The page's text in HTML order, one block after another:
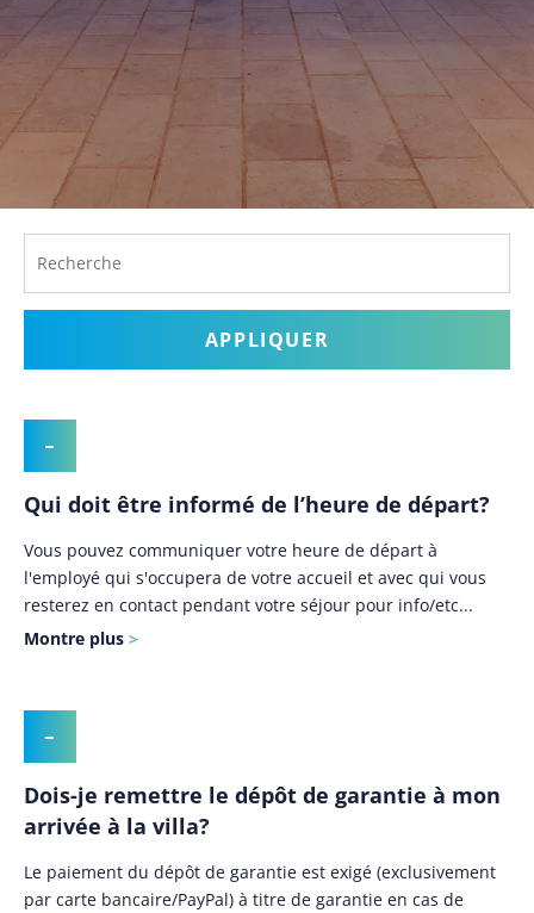
Qui doit être informé de l’heure de départ?
Vous pouvez communiquer votre heure de départ à
l'employé qui s'occupera de votre accueil et avec qui vous
resterez en contact pendant votre séjour pour info/etc...
Montre plus
Dois-je remettre le dépôt de garantie à mon
arrivée à la villa?
Le paiement du dépôt de garantie est exigé (exclusivement
par carte bancaire/PayPal) à titre de garantie en cas de